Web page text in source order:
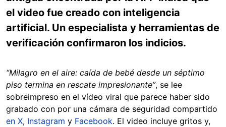
el video fue creado con inteligencia
artificial. Un especialista y herramientas de
verificación confirmaron los indicios.
“Milagro en el aire: caída de bebé desde un séptimo
piso termina en rescate impresionante”, se lee
sobreimpreso en el vídeo viral que parece haber sido
grabado con por una cámara de seguridad compartido
en X, Instagram y Facebook. El video incluye gritos y,